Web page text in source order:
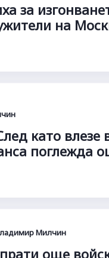
за
на
като влезе
поглежда
Милчин
още